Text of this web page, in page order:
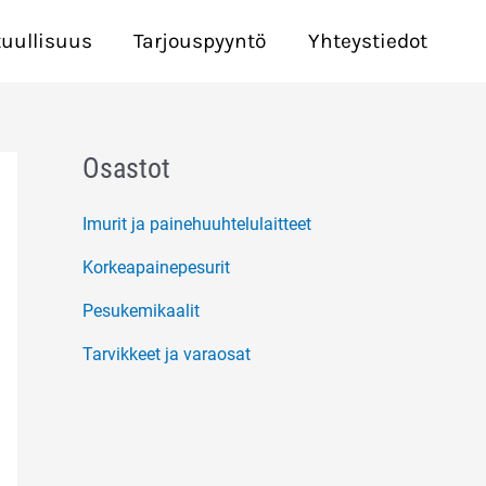
Tarjouspyyntö Yhteystiedot
Osastot
Imurit ja painehuuhtelulaitteet
Korkeapainepesurit
Pesukemikaalit
Tarvikkeet ja varaosat